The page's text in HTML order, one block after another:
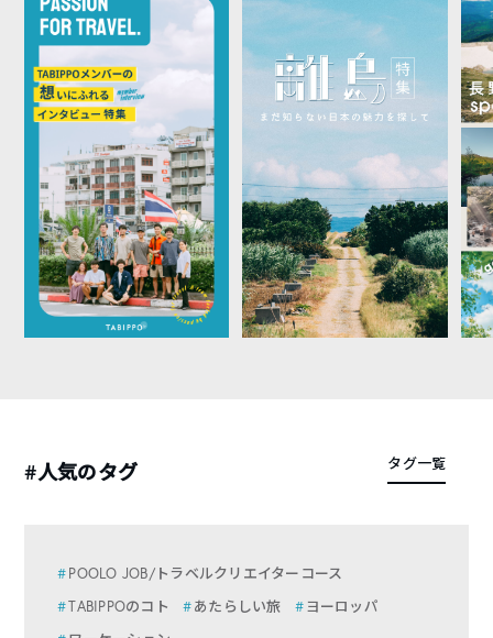
#人気のタグ タグ一覧
POOLO JOB/トラベルクリエイターコース
TABIPPOのコト
あたらしい旅
ヨーロッパ